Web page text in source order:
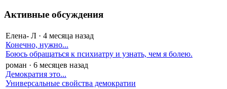
Активные обсуждения
Елена- Л · 4 месяца назад
Конечно, нужно...
Боюсь обращаться к психиатру и узнать, чем я болею.
роман · 6 месяцев назад
Демократия это...
Универсальные свойства демократии